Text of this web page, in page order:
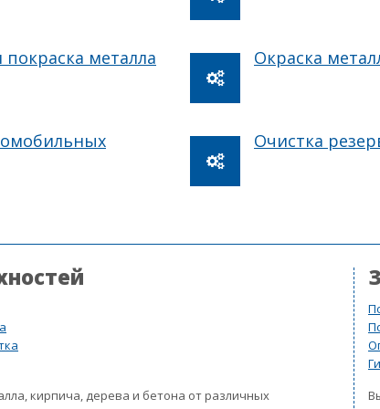
металла Окраска
Очистка
кирпича, дерева и бетона от различных